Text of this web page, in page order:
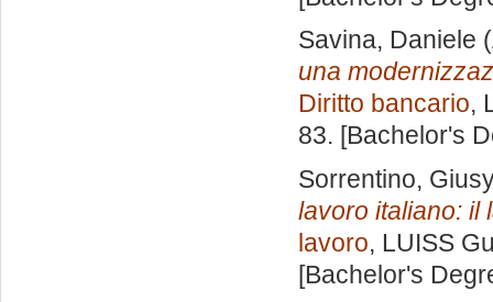
Savina, Daniele
una
Diritto bancario,
83. [Bachelor's
Sorrentino,
lavoro italiano: il
lavoro, LUISS
[Bachelor's